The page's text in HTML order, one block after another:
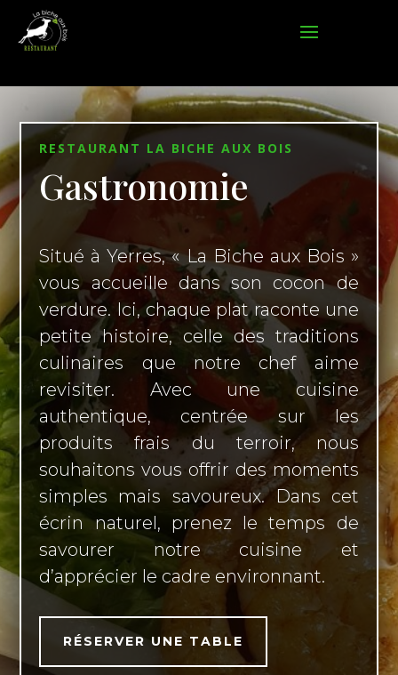
RESTAURANT LA BICHE AUX BOIS
Gastronomie
Situé à Yerres, « La Biche aux Bois »
vous accueille dans son cocon de
verdure. Ici, chaque plat raconte une
petite histoire, celle des traditions
culinaires que notre chef aime
revisiter. Avec une cuisine
authentique, centrée sur les
produits frais du terroir, nous
souhaitons vous offrir des moments
simples mais savoureux. Dans cet
écrin naturel, prenez le temps de
savourer notre cuisine et
d’apprécier le cadre environnant.
RÉSERVER UNE TABLE